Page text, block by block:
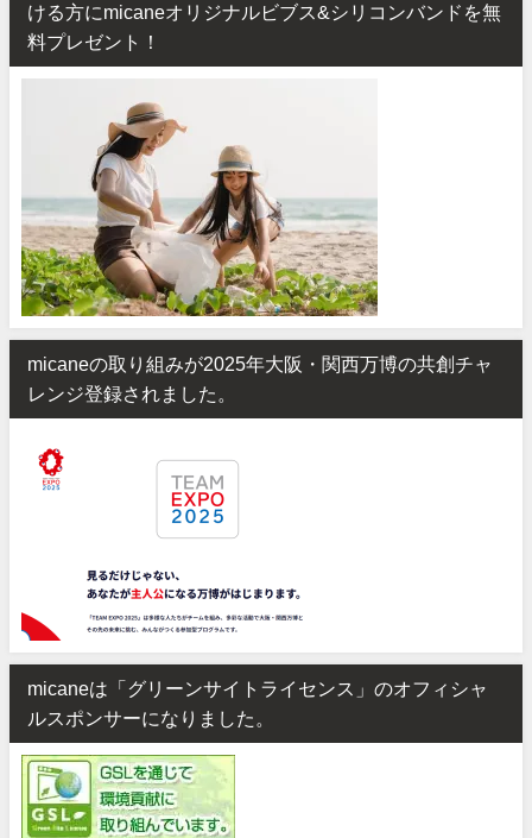
ける方にmicaneオリジナルビブス&シリコンバンドを無
料プレゼント！
micaneの取り組みが2025年大阪・関西万博の共創チャ
レンジ登録されました。
micaneは「グリーンサイトライセンス」のオフィシャ
ルスポンサーになりました。